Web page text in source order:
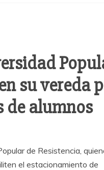
su vereda
de alumnos
de Resistencia,
el estacionamiento de